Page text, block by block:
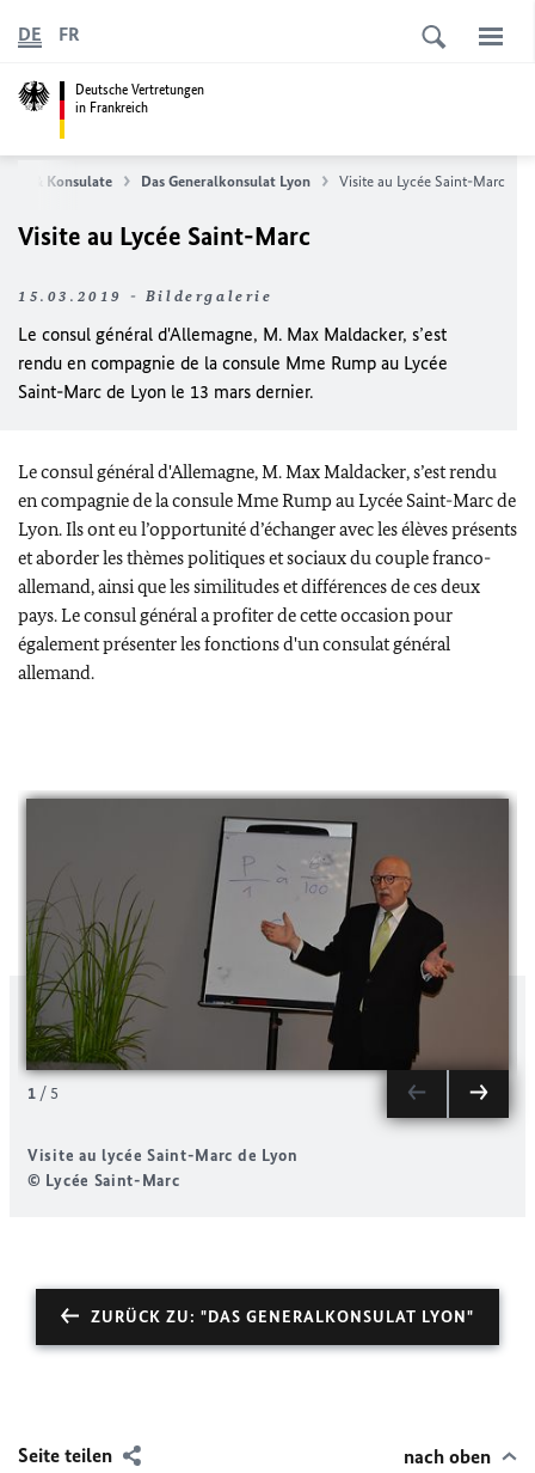
Deutsche Vertretungen
in Frankreich
DE FR
& Konsulate Das Generalkonsulat Lyon Visite au Lycée Saint-Marc
Visite au Lycée Saint-Marc
15.03.2019 - Bildergalerie
Le consul général d'Allemagne, M. Max Maldacker, s’est
rendu en compagnie de la consule Mme Rump au Lycée
Saint-Marc de Lyon le 13 mars dernier.
Le consul général d'Allemagne, M. Max Maldacker, s’est rendu
en compagnie de la consule Mme Rump au Lycée Saint-Marc de
Lyon. Ils ont eu l’opportunité d’échanger avec les élèves présents
et aborder les thèmes politiques et sociaux du couple franco-
allemand, ainsi que les similitudes et différences de ces deux
pays. Le consul général a profiter de cette occasion pour
également présenter les fonctions d'un consulat général
allemand.
Visite au lycée Saint-Marc de Lyon
© Lycée Saint-Marc
1 /5
ZURÜCK ZU: "DAS GENERALKONSULAT LYON"
Seite teilen nach oben